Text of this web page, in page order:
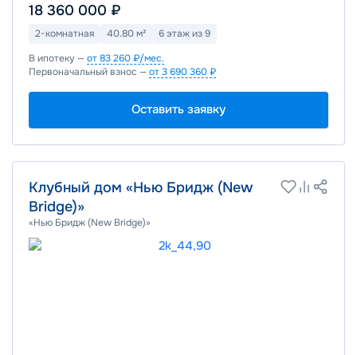
18 360 000 ₽
2-комнатная 40.80 м²
6 этаж из 9
В ипотеку —от 83 260 ₽/мес.
Первоначальный взнос —от 3 690 360 ₽
Оставить заявку
Клубный дом «Нью Бридж (New
Bridge)»
«Нью Бридж (New Bridge)»